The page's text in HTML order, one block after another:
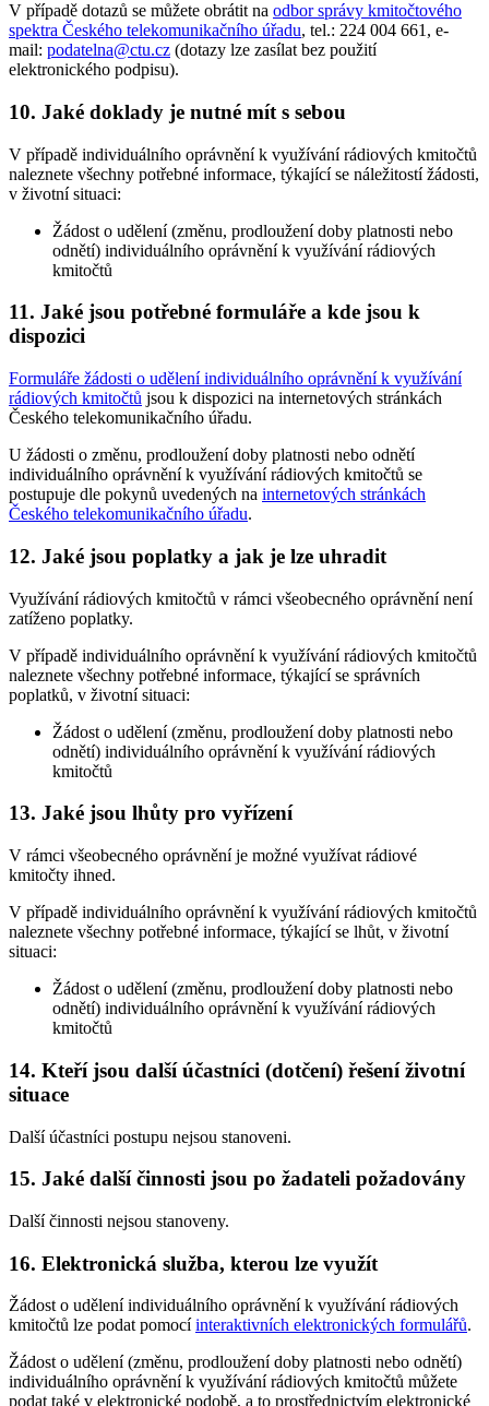
V případě dotazů se můžete obrátit na odbor správy kmitočtového
spektra Českého telekomunikačního úřadu, tel.: 224 004 661, e-
mail: podatelna@ctu.cz (dotazy lze zasílat bez použití
elektronického podpisu).
10. Jaké doklady je nutné mít s sebou
V případě individuálního oprávnění k využívání rádiových kmitočtů
naleznete všechny potřebné informace, týkající se náležitostí žádosti,
v životní situaci:
Žádost o udělení (změnu, prodloužení doby platnosti nebo
odnětí) individuálního oprávnění k využívání rádiových
kmitočtů
11. Jaké jsou potřebné formuláře a kde jsou k
dispozici
Formuláře žádosti o udělení individuálního oprávnění k využívání
rádiových kmitočtů jsou k dispozici na internetových stránkách
Českého telekomunikačního úřadu.
U žádosti o změnu, prodloužení doby platnosti nebo odnětí
individuálního oprávnění k využívání rádiových kmitočtů se
postupuje dle pokynů uvedených na internetových stránkách
Českého telekomunikačního úřadu.
12. Jaké jsou poplatky a jak je lze uhradit
Využívání rádiových kmitočtů v rámci všeobecného oprávnění není
zatíženo poplatky.
V případě individuálního oprávnění k využívání rádiových kmitočtů
naleznete všechny potřebné informace, týkající se správních
poplatků, v životní situaci:
Žádost o udělení (změnu, prodloužení doby platnosti nebo
odnětí) individuálního oprávnění k využívání rádiových
kmitočtů
13. Jaké jsou lhůty pro vyřízení
V rámci všeobecného oprávnění je možné využívat rádiové
kmitočty ihned.
V případě individuálního oprávnění k využívání rádiových kmitočtů
naleznete všechny potřebné informace, týkající se lhůt, v životní
situaci:
Žádost o udělení (změnu, prodloužení doby platnosti nebo
odnětí) individuálního oprávnění k využívání rádiových
kmitočtů
14. Kteří jsou další účastníci (dotčení) řešení životní
situace
Další účastníci postupu nejsou stanoveni.
15. Jaké další činnosti jsou po žadateli požadovány
Další činnosti nejsou stanoveny.
16. Elektronická služba, kterou lze využít
Žádost o udělení individuálního oprávnění k využívání rádiových
kmitočtů lze podat pomocíinteraktivních elektronických formulářů.
Žádost o udělení (změnu, prodloužení doby platnosti nebo odnětí)
individuálního oprávnění k využívání rádiových kmitočtů můžete
podat také v elektronické podobě, a to prostřednictvím elektronické